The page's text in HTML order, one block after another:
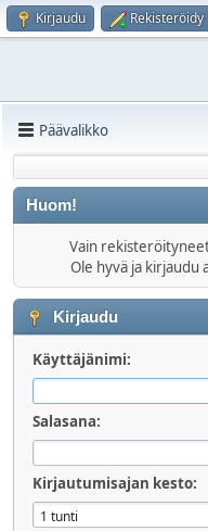
Kirjaudu Rekisteröidy
Päävalikko
Huom!
Vain
Ole hyvä ja kirjaudu
Kirjaudu
Käyttäjänimi:
Salasana:
Kirjautumisajan kesto: